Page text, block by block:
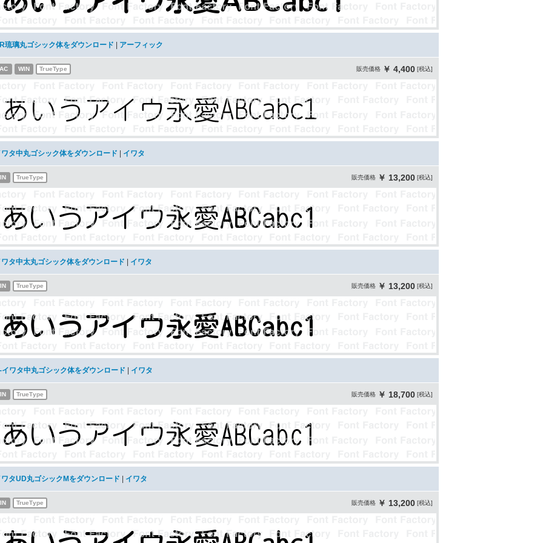
琉璃丸ゴシック体をダウンロード アーフィック
販売価格 ￥ 4,400 [税込]
WIN TrueType
タ中丸ゴシック体をダウンロード イワタ
販売価格 ￥ 13,200 [税込]
TrueType
タ中太丸ゴシック体をダウンロード イワタ
販売価格 ￥ 13,200 [税込]
TrueType
イワタ中丸ゴシック体をダウンロード イワタ
販売価格 ￥ 18,700 [税込]
TrueType
タUD丸ゴシックMをダウンロード イワタ
販売価格 ￥ 13,200 [税込]
TrueType